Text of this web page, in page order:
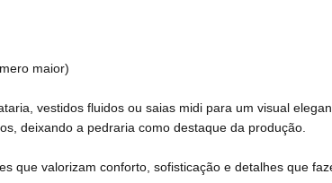
maior)
vestidos fluidos ou saias midi para um visual
deixando a pedraria como destaque da produção.
que valorizam conforto, sofisticação e detalhes que